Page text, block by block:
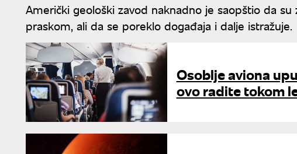
Američki geološki zavod naknadno je saopštio da
praskom, ali da se poreklo događaja i dalje istražuje.
Osoblje aviona
ovo radite tokom